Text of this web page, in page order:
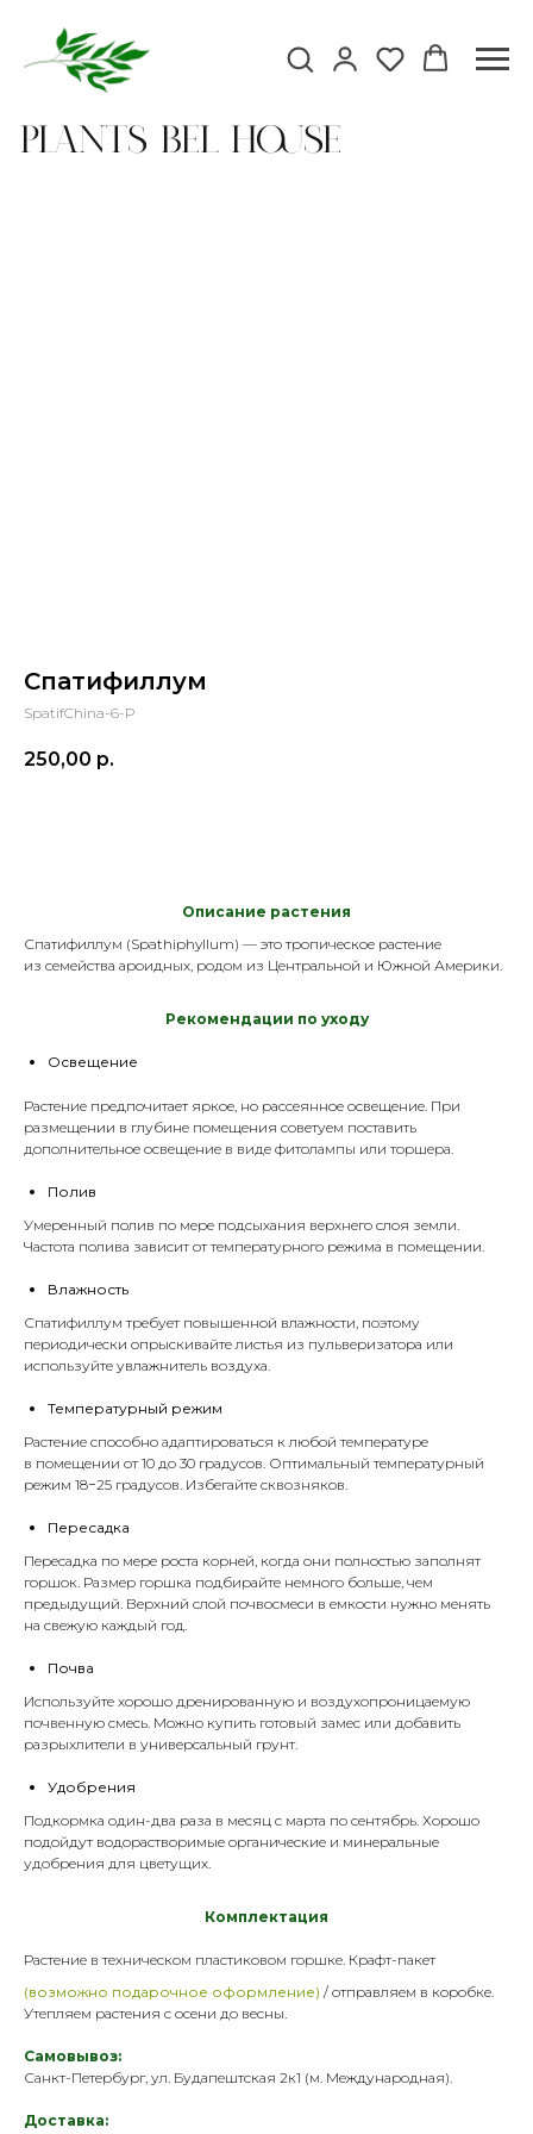
Plants Bel house
Спатифиллум
SpatifChina-6-P
250,00 р.
Описание растения
Спатифиллум (Spathiphyllum) — это тропическое растение
из семейства ароидных, родом из Центральной и Южной Америки.
Рекомендации по уходу
Освещение
Растение предпочитает яркое, но рассеянное освещение. При
размещении в глубине помещения советуем поставить
дополнительное освещение в виде фитолампы или торшера.
Полив
Умеренный полив по мере подсыхания верхнего слоя земли.
Частота полива зависит от температурного режима в помещении.
Влажность
Спатифиллум требует повышенной влажности, поэтому
периодически опрыскивайте листья из пульверизатора или
используйте увлажнитель воздуха.
Температурный режим
Растение способно адаптироваться к любой температуре
в помещении от 10 до 30 градусов. Оптимальный температурный
режим 18−25 градусов. Избегайте сквозняков.
Пересадка
Пересадка по мере роста корней, когда они полностью заполнят
горшок. Размер горшка подбирайте немного больше, чем
предыдущий. Верхний слой почвосмеси в емкости нужно менять
на свежую каждый год.
Почва
Используйте хорошо дренированную и воздухопроницаемую
почвенную смесь. Можно купить готовый замес или добавить
разрыхлители в универсальный грунт.
Удобрения
Подкормка один-два раза в месяц с марта по сентябрь. Хорошо
подойдут водорастворимые органические и минеральные
удобрения для цветущих.
Комплектация
Растение в техническом пластиковом горшке. Крафт-пакет
(возможно подарочное оформление) / отправляем в коробке.
Утепляем растения с осени до весны.
Самовывоз:
Санкт-Петербург, ул. Будапештская 2к1 (м. Международная).
Доставка: